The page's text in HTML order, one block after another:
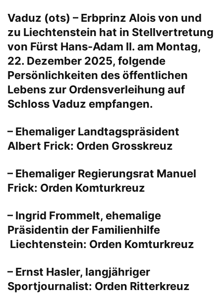
Vaduz (ots) – Erbprinz Alois von und
zu Liechtenstein hat in Stellvertretung
von Fürst Hans-Adam II. am Montag,
22. Dezember 2025, folgende
Persönlichkeiten des öffentlichen
Lebens zur Ordensverleihung auf
Schloss Vaduz empfangen.
– Ehemaliger Landtagspräsident
Albert Frick: Orden Grosskreuz
– Ehemaliger Regierungsrat Manuel
Frick: Orden Komturkreuz
– Ingrid Frommelt, ehemalige
Präsidentin der Familienhilfe
Liechtenstein: Orden Komturkreuz
– Ernst Hasler, langjähriger
Sportjournalist: Orden Ritterkreuz